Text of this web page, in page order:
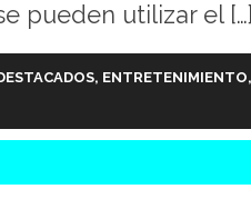
pueden utilizar el
, ENTRETENIMIENTO